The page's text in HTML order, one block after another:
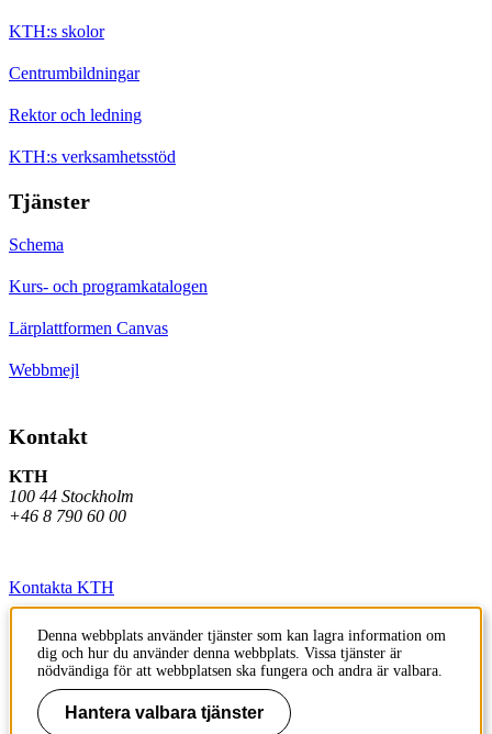
KTH:s skolor
Centrumbildningar
Rektor och ledning
KTH:s verksamhetsstöd
Tjänster
Schema
Kurs- och programkatalogen
Lärplattformen Canvas
Webbmejl
Kontakt
KTH
100 44 Stockholm
+46 8 790 60 00
Kontakta KTH
Jobba på KTH
Press och media
Faktura och betalning KTH
Denna webbplats använder tjänster som kan lagra information om
dig och hur du använder denna webbplats. Vissa tjänster är
nödvändiga för att webbplatsen ska fungera och andra är valbara.
Hantera valbara tjänster